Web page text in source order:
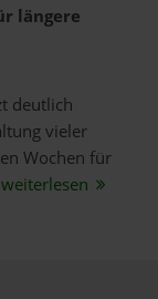
längere
deutlich
vieler
Wochen für
weiterlesen